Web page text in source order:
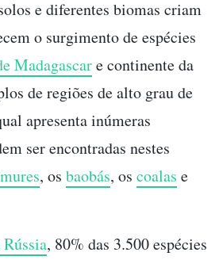
e diferentes biomas criam
o surgimento de espécies
Madagascare continente da
de regiões de alto grau de
apresenta inúmeras
ser encontradas nestes
, os baobás, os coalas e
, 80% das 3.500 espécies